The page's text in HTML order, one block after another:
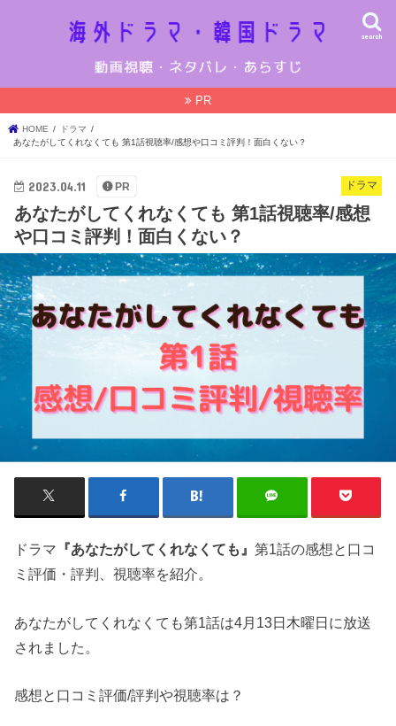
search
PR
HOME
ドラマ
あなたがしてくれなくても 第1話視聴率/感想や口コミ評判！面白くない？
ドラマ
2023.04.11 PR
あなたがしてくれなくても 第1話視聴率/感想
や口コミ評判！面白くない？
ドラマ 『あなたがしてくれなくても』第1話の感想と口コ
ミ評価・評判、視聴率を紹介。
あなたがしてくれなくても第1話は4月13日木曜日に放送
されました。
感想と口コミ評価/評判や視聴率は？